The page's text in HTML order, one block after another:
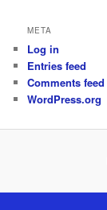
META
Log in
Entries feed
Comments feed
WordPress.org